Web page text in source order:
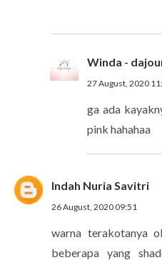
Winda -
27 August, 2020
ga ada
pink hahahaa
Indah Nuria Savitri
26 August, 2020 09:51
warna terakotanya
beberapa yang